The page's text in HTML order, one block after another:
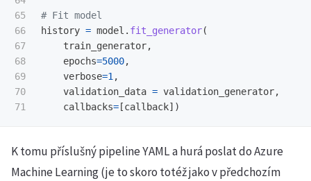
65
66
67
68
69
70
history = model . fit_generator(
train_generator,
epochs=5000,
verbose=1 ,
validation_data = validation_generator,
callbacks= [callback])
K tomu příslušný pipeline YAML a hurá poslat do Azure
Machine Learning (je to skoro totéž jako v předchozím